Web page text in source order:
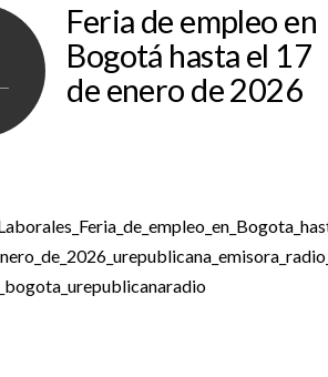
Feria de empleo en
Bogotá hasta el 17
de enero de 2026